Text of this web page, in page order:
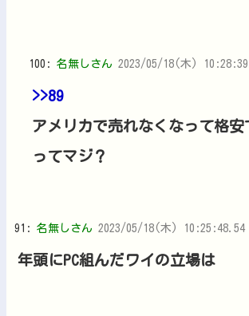
100: 名無しさん 2023/05/18(木)
>>89
アメリカで売れなくなって格安
ってマジ？
91: 名無しさん 2023/05/18(木) 10:25:48.54
年頭にPC組んだワイの立場は